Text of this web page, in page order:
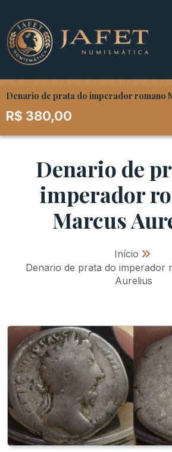
Denario de prata do imperador romano
R$ 380,00
Denario de
imperador
Marcus
Início »
Denario de prata do imperador
Aurelius